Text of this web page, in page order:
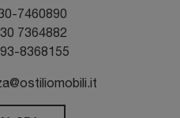
7460890
7364882
8368155